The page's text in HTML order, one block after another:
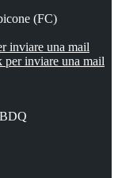
(FC)
inviare una mail
per inviare una mail